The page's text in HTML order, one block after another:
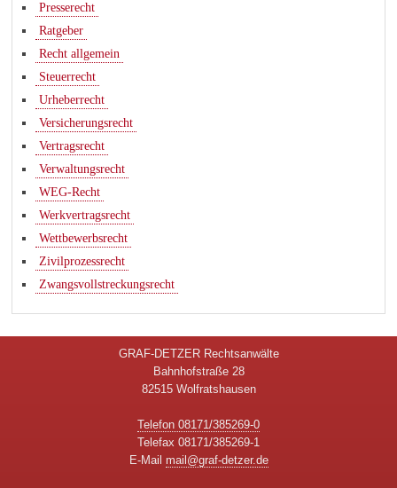
Presserecht
Ratgeber
Recht allgemein
Steuerrecht
Urheberrecht
Versicherungsrecht
Vertragsrecht
Verwaltungsrecht
WEG-Recht
Werkvertragsrecht
Wettbewerbsrecht
Zivilprozessrecht
Zwangsvollstreckungsrecht
GRAF-DETZER Rechtsanwälte
Bahnhofstraße 28
82515 Wolfratshausen
Telefon 08171/385269-0
Telefax 08171/385269-1
E-Mail mail@graf-detzer.de